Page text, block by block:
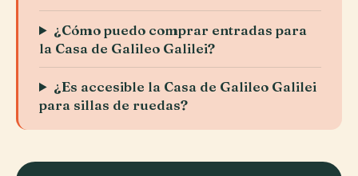
¿Cómo puedo comprar entradas para
la Casa de Galileo Galilei?
¿Es accesible la Casa de Galileo Galilei
para sillas de ruedas?